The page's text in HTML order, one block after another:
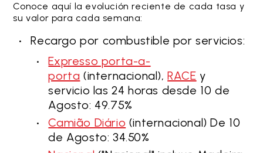
Conoce aquí la evolución reciente de cada tasa y
su valor para cada semana:
Recargo por combustible por servicios:
Expresso porta-a-
porta (internacional),RACE y
servicio las 24 horas desde 10 de
Agosto: 49.75%
Camião Diário (internacional) De 10
de Agosto: 34.50%